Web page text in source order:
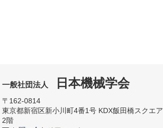
一般社団法人 日本機械学会
〒162-0814
東京都新宿区新小川町4番1号 KDX飯田橋スクエア
2階